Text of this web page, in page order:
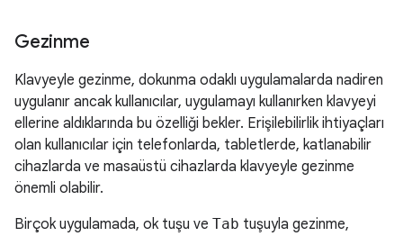
Gezinme
Klavyeyle gezinme, dokunma odaklı uygulamalarda nadiren
uygulanır ancak kullanıcılar, uygulamayı kullanırken klavyeyi
ellerine aldıklarında bu özelliği bekler. Erişilebilirlik ihtiyaçları
olan kullanıcılar için telefonlarda, tabletlerde, katlanabilir
cihazlarda ve masaüstü cihazlarda klavyeyle gezinme
önemli olabilir.
Birçok uygulamada, ok tuşu ve Tab tuşuyla gezinme,